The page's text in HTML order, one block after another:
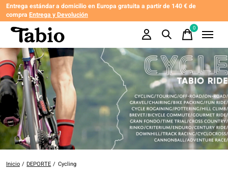
Entrega estándar a domicilio en Europa gratuita a partir de 140 € de
compra Entrega y Devolución
0items
Inicio / DEPORTE / Cycling